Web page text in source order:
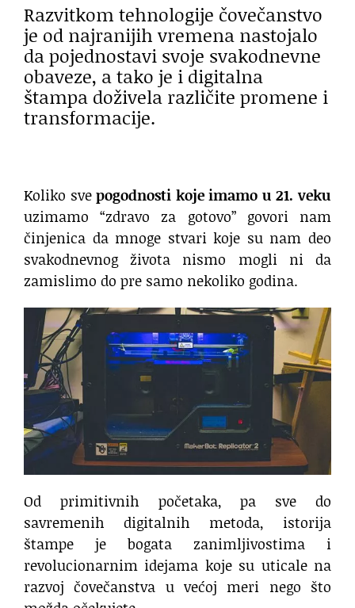
Razvitkom tehnologije čovečanstvo
je od najranijih vremena nastojalo
da pojednostavi svoje svakodnevne
obaveze, a tako je i digitalna
štampa doživela različite promene i
transformacije.
Koliko svepogodnosti koje imamo u 21. veku
uzimamo “zdravo za gotovo”govori nam
činjenica da mnoge stvari koje su nam deo
svakodnevnog života nismo mogli ni da
zamislimo do pre samo nekoliko godina.
Od primitivnih početaka, pa sve do
savremenih digitalnih metoda, istorija
štampe je bogata zanimljivostima i
revolucionarnim idejama koje su uticale na
razvoj čovečanstva u većoj meri nego što